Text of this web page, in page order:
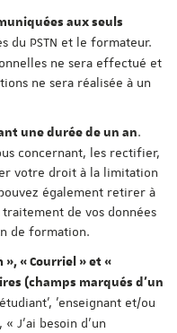
aux seuls
du PSTN et le formateur.
ne sera effectué et
ne sera réalisée à un
une durée de un an.
concernant, les rectifier,
votre droit à la limitation
également retirer à
de vos données
de formation.
», « Courriel » et «
(champs marqués d'un
'enseignant et/ou
J'ai besoin d'un